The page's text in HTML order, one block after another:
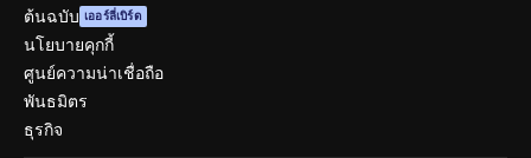
ต้นฉบับ เออร์ลี่เบิร์ด
นโยบายคุกกี้
ศูนย์ความน่าเชื่อถือ
พันธมิตร
ธุรกิจ